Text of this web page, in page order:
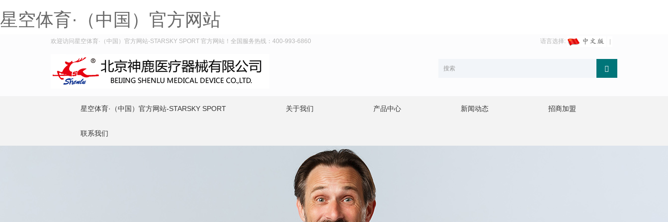
星空体育·（中国）官方网站
欢迎访问星空体育·（中国）官方网站-STARSKY SPORT 官方网站！全国服务热线：400-993-6860 语言选择:
星空体育·（中国）官方网站-STARSKY SPORT 关于我们 产品中心 新闻动态 招商加盟
联系我们